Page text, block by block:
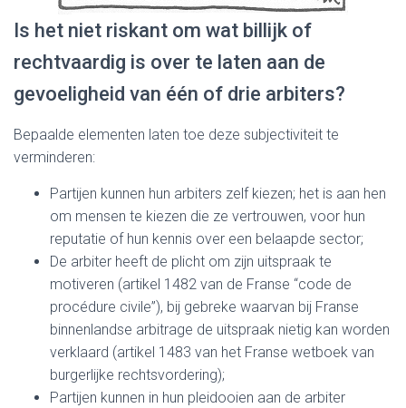
Is het niet riskant om wat billijk of
rechtvaardig is over te laten aan de
gevoeligheid van één of drie arbiters?
Bepaalde elementen laten toe deze subjectiviteit te
verminderen:
Partijen kunnen hun arbiters zelf kiezen; het is aan hen
om mensen te kiezen die ze vertrouwen, voor hun
reputatie of hun kennis over een belaapde sector;
De arbiter heeft de plicht om zijn uitspraak te
motiveren (artikel 1482 van de Franse “code de
procédure civile”), bij gebreke waarvan bij Franse
binnenlandse arbitrage de uitspraak nietig kan worden
verklaard (artikel 1483 van het Franse wetboek van
burgerlijke rechtsvordering);
Partijen kunnen in hun pleidooien aan de arbiter